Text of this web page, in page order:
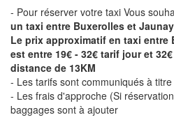
- Pour réserver votre taxi Vous
un taxi entre Buxerolles et
Le prix approximatif en taxi entre
est entre 19€ - 32€ tarif jour et
distance de 13KM
- Les tarifs sont communiqués à
- Les frais d'approche (Si
baggages sont à ajouter